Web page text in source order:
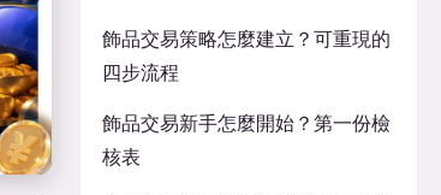
飾品交易策略怎麼建立？可重現的
四步流程
飾品交易新手怎麼開始？第一份檢
核表